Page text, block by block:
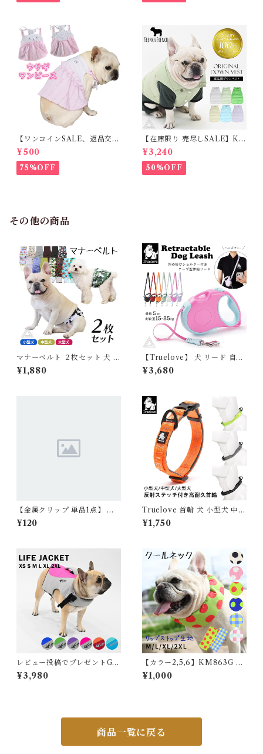
【ワンコインSALE、返品交換
不可】KM171SK フレンチブ
ルドック 犬服 女の子 ピンク
スカート
¥500
75%OFF
【在庫限り 売尽しSALE】K
M952Tダウンベスト 100%ダ
ウン・フェザー 犬 犬服 ダウン
ジャケット ベスト フレンチブ
ルドッグ 冬服 極暖 暖かい 可
¥3,240
50%OFF
その他の商品
マナーベルト ２枚セット 犬 フ
レンチブルドック カバー オム
ツ 幅広マナーベルト オス 男の
¥1,880
【Truelove】 犬 リード 自動
リード 伸縮リード ショルダー
リード ハンズフリー テープ型
用リード 5M 5メートル 自動
巻き 小型犬 中型犬 可愛い 斬
新 おすすめ TLL5001
¥3,680
【金属クリップ 単品1点】 日
本製 サスペンダー用 高品質 金
属 クリップ おむつ マナー ず
ルクリップ KM605G-KKK
¥120
Truelove 首輪 犬 小型犬 中型
犬 大型犬 定番 3M反射 軽量
丈夫 アルミ合金Dリング 調整
散歩 安全 高密度ナイロン ドッ
グカラー フレブル TLC5271
¥1,750
レビュー投稿でプレゼントGE
T 新 ライフジャケット 高品質
犬 犬用 救命胴衣 ドッグ ペッ
ング XS S M L XL 2XL チワ
中型犬 大型犬 KM895JK
¥3,980
【カラー2,5,6】KM863G 保
冷剤付き クールネック 犬 リッ
プストップナイロン生地 撥水
チブルドック 4層構造使用 フ
中症予防 小型犬 中型犬 大型犬
¥1,000
商品一覧に戻る